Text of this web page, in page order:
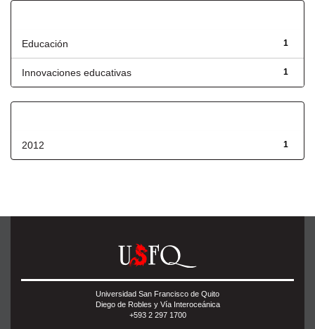
1
Educación
1
Innovaciones educativas
1
2012
Universidad San Francisco de Quito
Diego de Robles y Vía Interoceánica
+593 2 297 1700